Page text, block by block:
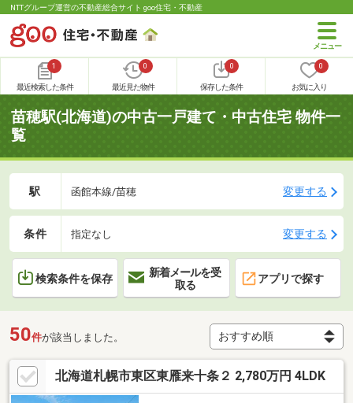
NTTグループ運営の不動産総合サイト goo住宅・不動産
1
最近検索した条件
0
最近見た物件
0
保存した条件
0
お気に入り
苗穂駅(北海道)の中古一戸建て・中古住宅 物件一
覧
駅 函館本線/苗穂 変更する
条件 指定なし 変更する
検索条件を保存
新着メールを受
取る
アプリで探す
50件が該当しました。
北海道札幌市東区東雁来十条２ 2,780万円 4LDK